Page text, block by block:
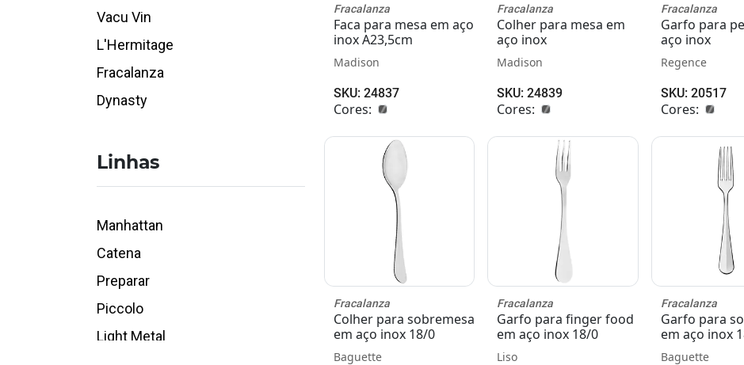
Fondues e Rechauds
Vacu Vin
L'Hermitage
Fracalanza
Dynasty
Linhas
Manhattan
Catena
Preparar
Piccolo
Light Metal
Fracalanza
Faca para mesa em aço
inox A23,5cm
Madison
SKU: 24837
Cores:
Fracalanza
Colher para mesa em
aço inox
Madison
SKU: 24839
Cores:
Fracalanza
Garfo para
aço inox
Regence
SKU: 20517
Cores:
Fracalanza
Colher para sobremesa
em aço inox 18/0
Baguette
Fracalanza
Garfo para finger food
em aço inox 18/0
Liso
Fracalanza
Garfo para
em aço inox
Baguette